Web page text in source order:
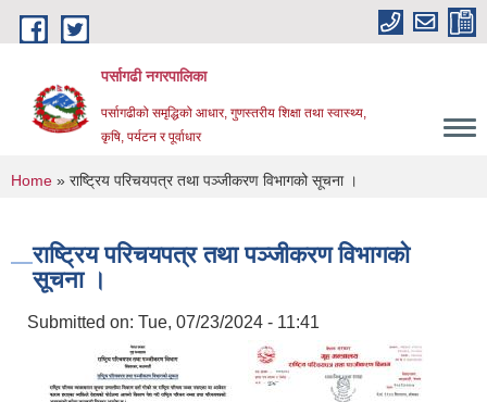
Skip to main content
पर्सागढी नगरपालिका
पर्सागढीको समृद्धिको आधार, गुणस्तरीय शिक्षा तथा स्वास्थ्य,
कृषि, पर्यटन र पूर्वाधार
You are here
Home » राष्ट्रिय परिचयपत्र तथा पञ्जीकरण विभागको सूचना ।
राष्ट्रिय परिचयपत्र तथा पञ्जीकरण विभागको
सूचना ।
Submitted on: Tue, 07/23/2024 - 11:41